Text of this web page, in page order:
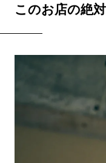
このお店の絶